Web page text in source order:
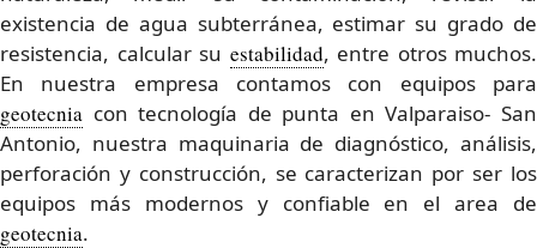
existencia de agua subterránea, estimar su grado de
resistencia, calcular su estabilidad, entre otros muchos.
En nuestra empresa contamos con equipos para
geotecnia con tecnología de punta en Valparaiso- San
Antonio, nuestra maquinaria de diagnóstico, análisis,
perforación y construcción, se caracterizan por ser los
equipos más modernos y confiable en el area de
geotecnia.